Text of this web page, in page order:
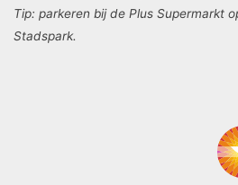
Tip: parkeren bij de Plus Supermarkt
Stadspark.